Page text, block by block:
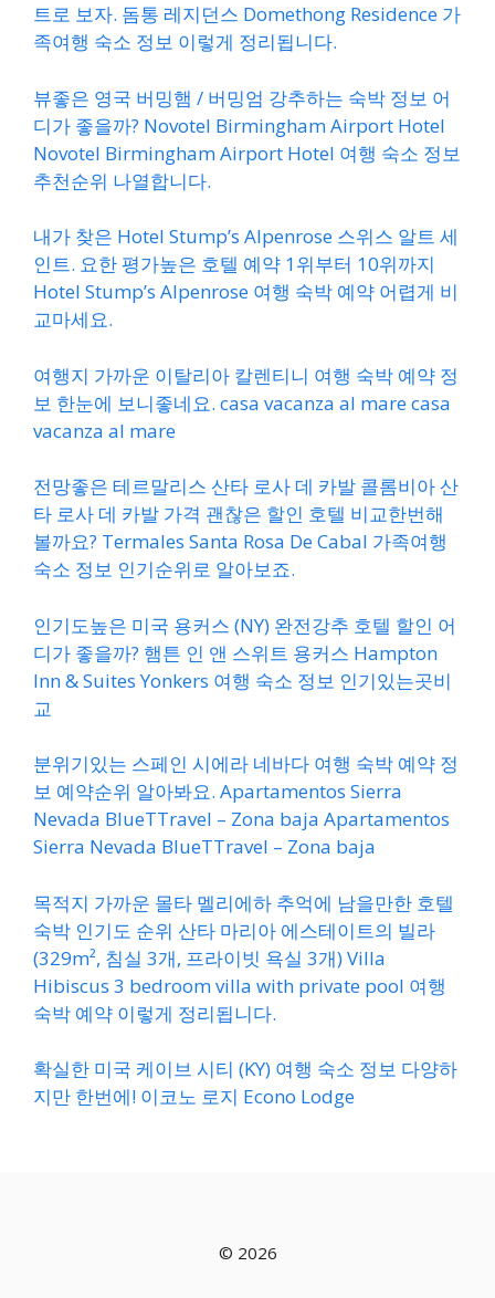
트로 보자. 돔통 레지던스 Domethong Residence 가
족여행 숙소 정보 이렇게 정리됩니다.
뷰좋은 영국 버밍햄 / 버밍엄 강추하는 숙박 정보 어
디가 좋을까? Novotel Birmingham Airport Hotel
Novotel Birmingham Airport Hotel 여행 숙소 정보
추천순위 나열합니다.
내가 찾은 Hotel Stump’s Alpenrose 스위스 알트 세
인트. 요한 평가높은 호텔 예약 1위부터 10위까지
Hotel Stump’s Alpenrose 여행 숙박 예약 어렵게 비
교마세요.
여행지 가까운 이탈리아 칼렌티니 여행 숙박 예약 정
보 한눈에 보니좋네요. casa vacanza al mare casa
vacanza al mare
전망좋은 테르말리스 산타 로사 데 카발 콜롬비아 산
타 로사 데 카발 가격 괜찮은 할인 호텔 비교한번해
볼까요? Termales Santa Rosa De Cabal 가족여행
숙소 정보 인기순위로 알아보죠.
인기도높은 미국 용커스 (NY) 완전강추 호텔 할인 어
디가 좋을까? 햄튼 인 앤 스위트 용커스 Hampton
Inn & Suites Yonkers 여행 숙소 정보 인기있는곳비
교
분위기있는 스페인 시에라 네바다 여행 숙박 예약 정
보 예약순위 알아봐요. Apartamentos Sierra
Nevada BlueTTravel – Zona baja Apartamentos
Sierra Nevada BlueTTravel – Zona baja
목적지 가까운 몰타 멜리에하 추억에 남을만한 호텔
숙박 인기도 순위 산타 마리아 에스테이트의 빌라
(329m², 침실 3개, 프라이빗 욕실 3개) Villa
Hibiscus 3 bedroom villa with private pool 여행
숙박 예약 이렇게 정리됩니다.
확실한 미국 케이브 시티 (KY) 여행 숙소 정보 다양하
지만 한번에! 이코노 로지 Econo Lodge
© 2026